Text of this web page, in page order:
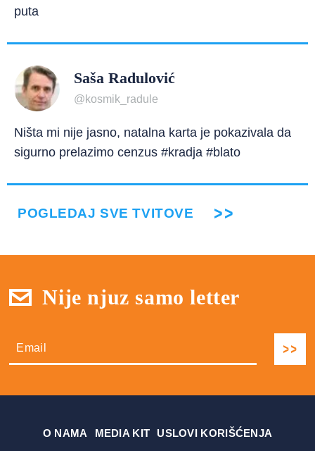
puta
Saša Radulović
@kosmik_radule
Ništa mi nije jasno, natalna karta je pokazivala da
sigurno prelazimo cenzus #kradja #blato
POGLEDAJ SVE TVITOVE
Nije njuz samo letter
О NAMA MEDIA KIT USLOVI KORIŠĆENJA